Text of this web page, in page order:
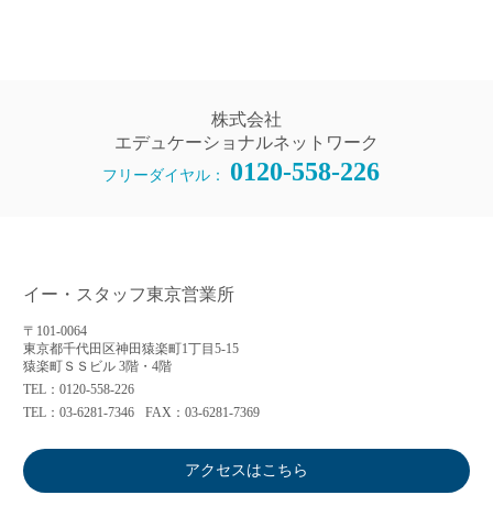
株式会社
エデュケーショナルネットワーク
フリーダイヤル： 0120-558-226
イー・スタッフ東京営業所
〒101-0064
東京都千代田区神田猿楽町1丁目5-15
猿楽町ＳＳビル 3階・4階
TEL：0120-558-226
TEL：03-6281-7346
FAX：03-6281-7369
アクセスはこちら